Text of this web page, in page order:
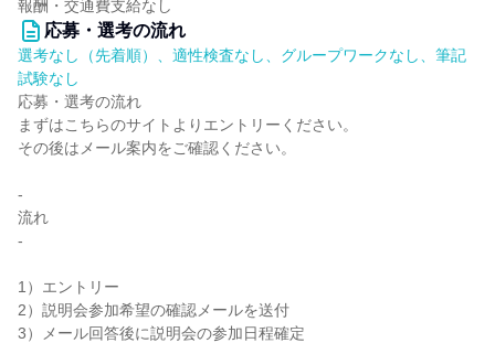
報酬・交通費支給なし
応募・選考の流れ
選考なし（先着順）、適性検査なし、グループワークなし、筆記
試験なし
応募・選考の流れ
まずはこちらのサイトよりエントリーください。
その後はメール案内をご確認ください。
-
流れ
-
1）エントリー
2）説明会参加希望の確認メールを送付
3）メール回答後に説明会の参加日程確定